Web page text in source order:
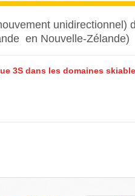
unidirectionnel)
en Nouvelle-Zélande)
3S dans les domaines